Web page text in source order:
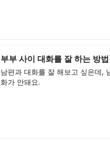
부부 사이 대화를 잘 하는 방법
남편과 대화를 잘 해보고 싶은데,
화가 안돼요.